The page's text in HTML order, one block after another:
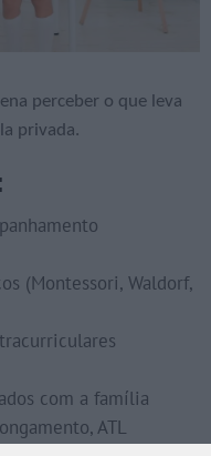
perceber o que leva
privada.
(Montessori, Waldorf,
com a família
ATL